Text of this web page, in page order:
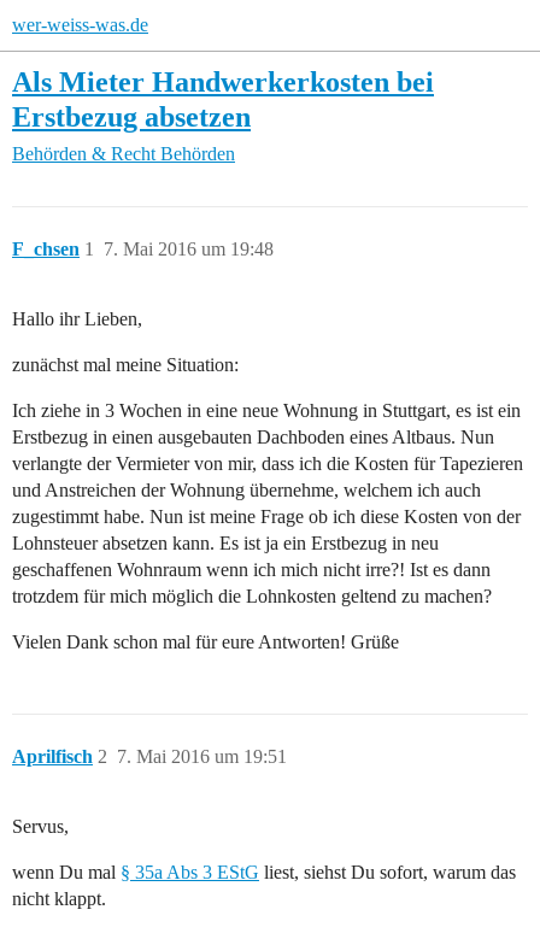
wer-weiss-was.de
Als Mieter Handwerkerkosten bei
Erstbezug absetzen
Behörden & Recht Behörden
F_chsen 7. Mai 2016 um 19:48
1
Hallo ihr Lieben,
zunächst mal meine Situation:
Ich ziehe in 3 Wochen in eine neue Wohnung in Stuttgart, es ist ein
Erstbezug in einen ausgebauten Dachboden eines Altbaus. Nun
verlangte der Vermieter von mir, dass ich die Kosten für Tapezieren
und Anstreichen der Wohnung übernehme, welchem ich auch
zugestimmt habe. Nun ist meine Frage ob ich diese Kosten von der
Lohnsteuer absetzen kann. Es ist ja ein Erstbezug in neu
geschaffenen Wohnraum wenn ich mich nicht irre?! Ist es dann
trotzdem für mich möglich die Lohnkosten geltend zu machen?
Vielen Dank schon mal für eure Antworten! Grüße
Aprilfisch 7. Mai 2016 um 19:51
2
Servus,
wenn Du mal § 35a Abs 3 EStG liest, siehst Du sofort, warum das
nicht klappt.